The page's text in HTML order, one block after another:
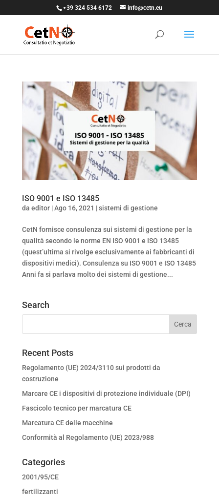
+39 324 534 6172 info@cetn.eu
ISO 9001 e ISO 13485
da editor|Ago 16, 2021 |sistemi di gestione
CetN fornisce consulenza sui sistemi di gestione per la
qualità secondo le norme EN ISO 9001 e ISO 13485
(quest’ultima si rivolge esclusivamente ai fabbricanti di
dispositivi medici). Consulenza su ISO 9001 e ISO 13485
Anni fa si parlava molto dei sistemi di gestione...
Search
Recent Posts
Regolamento (UE) 2024/3110 sui prodotti da
costruzione
Marcare CE i dispositivi di protezione individuale (DPI)
Fascicolo tecnico per marcatura CE
Marcatura CE delle macchine
Conformità al Regolamento (UE) 2023/988
Categories
2001/95/CE
fertilizzanti